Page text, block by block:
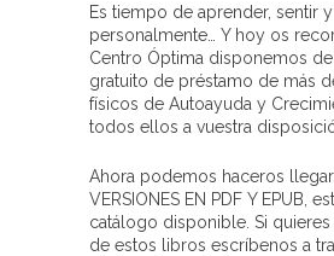
Es tiempo de aprender, sentir
personalmente… Y hoy os
Centro Óptima disponemos
gratuito de préstamo de más
físicos de Autoayuda y
todos ellos a vuestra
Ahora podemos haceros llegar
VERSIONES EN PDF Y EPUB,
catálogo disponible. Si
de estos libros escríbenos a